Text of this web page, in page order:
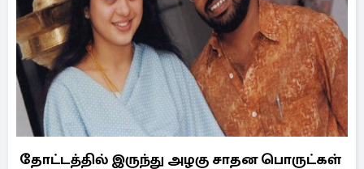
தோட்டத்தில் இருந்து அழகு சாதன பொருட்கள்